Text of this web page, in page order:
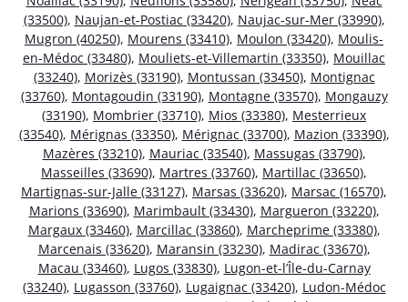
(33500), Naujan-et-Postiac (33420), Naujac-sur-Mer (33990),
Mugron (40250), Mourens (33410), Moulon (33420), Moulis-
en-Médoc (33480), Mouliets-et-Villemartin (33350), Mouillac
(33240), Morizès (33190), Montussan (33450), Montignac
(33760), Montagoudin (33190), Montagne (33570), Mongauzy
(33190), Mombrier (33710), Mios (33380), Mesterrieux
(33540), Mérignas (33350), Mérignac (33700), Mazion (33390),
Mazères (33210), Mauriac (33540), Massugas (33790),
Masseilles (33690), Martres (33760), Martillac (33650),
Martignas-sur-Jalle (33127), Marsas (33620), Marsac (16570),
Marions (33690), Marimbault (33430), Margueron (33220),
Margaux (33460), Marcillac (33860), Marcheprime (33380),
Marcenais (33620), Maransin (33230), Madirac (33670),
Macau (33460), Lugos (33830), Lugon-et-l’Île-du-Carnay
(33240), Lugasson (33760), Lugaignac (33420), Ludon-Médoc